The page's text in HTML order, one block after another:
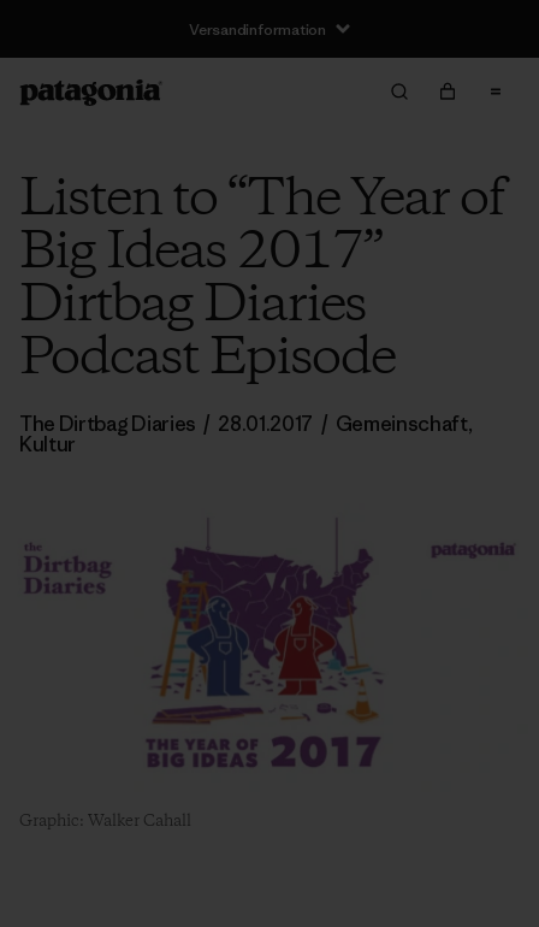
Versandinformation
Listen to “The Year of
Big Ideas 2017”
Dirtbag Diaries
Podcast Episode
The Dirtbag Diaries / 28.01.2017 / Gemeinschaft,
Kultur
Graphic: Walker Cahall